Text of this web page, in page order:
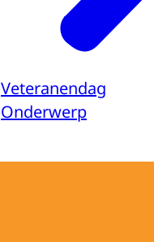
Veteranendag
Onderwerp